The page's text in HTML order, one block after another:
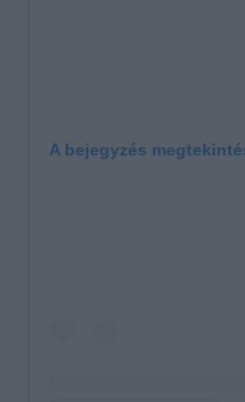
A bejegyzés